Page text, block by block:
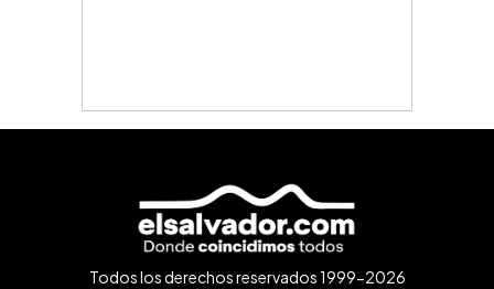
Todos los derechos reservados 1999-2026